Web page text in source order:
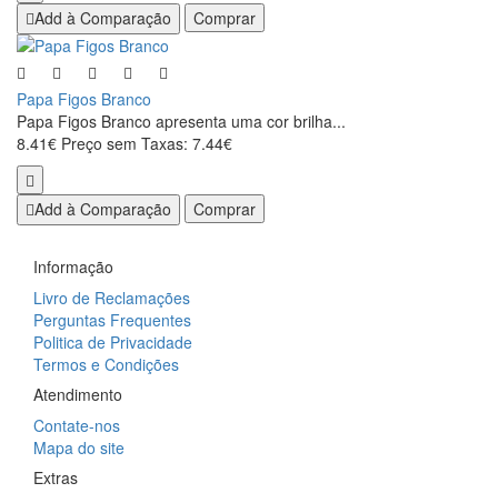
Add à Comparação Comprar
Papa Figos Branco
Papa Figos Branco apresenta uma cor brilha...
8.41€ Preço sem Taxas: 7.44€
Add à Comparação Comprar
Informação
Livro de Reclamações
Perguntas Frequentes
Politica de Privacidade
Termos e Condições
Atendimento
Contate-nos
Mapa do site
Extras